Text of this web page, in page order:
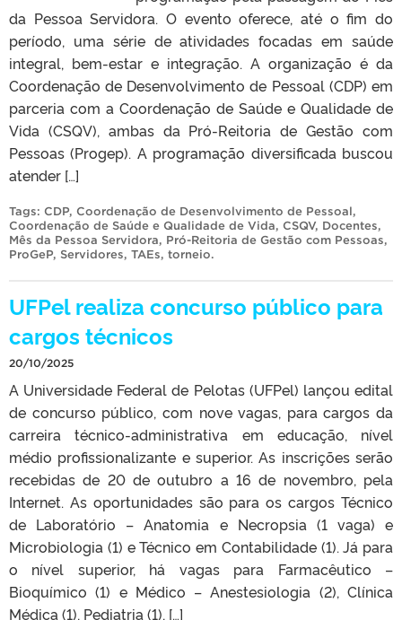
da Pessoa Servidora. O evento oferece, até o fim do
período, uma série de atividades focadas em saúde
integral, bem-estar e integração. A organização é da
Coordenação de Desenvolvimento de Pessoal (CDP) em
parceria com a Coordenação de Saúde e Qualidade de
Vida (CSQV), ambas da Pró-Reitoria de Gestão com
Pessoas (Progep). A programação diversificada buscou
atender […]
Tags: CDP, Coordenação de Desenvolvimento de Pessoal,
Coordenação de Saúde e Qualidade de Vida, CSQV, Docentes,
Mês da Pessoa Servidora, Pró-Reitoria de Gestão com Pessoas,
ProGeP, Servidores, TAEs, torneio.
UFPel realiza concurso público para
cargos técnicos
20/10/2025
A Universidade Federal de Pelotas (UFPel) lançou edital
de concurso público, com nove vagas, para cargos da
carreira técnico-administrativa em educação, nível
médio profissionalizante e superior. As inscrições serão
recebidas de 20 de outubro a 16 de novembro, pela
Internet. As oportunidades são para os cargos Técnico
de Laboratório – Anatomia e Necropsia (1 vaga) e
Microbiologia (1) e Técnico em Contabilidade (1). Já para
o nível superior, há vagas para Farmacêutico –
Bioquímico (1) e Médico – Anestesiologia (2), Clínica
Médica (1), Pediatria (1), […]